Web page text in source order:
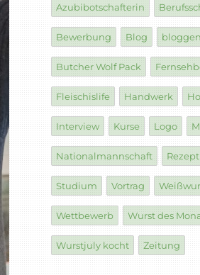
Azubibotschafterin
Bewerbung Blog bloggen
Butcher Wolf Pack
Fleischislife Handwerk
Interview Kurse Logo
Nationalmannschaft Rezept
Studium Vortrag
Wettbewerb Wurst des
Wurstjuly kocht Zeitung